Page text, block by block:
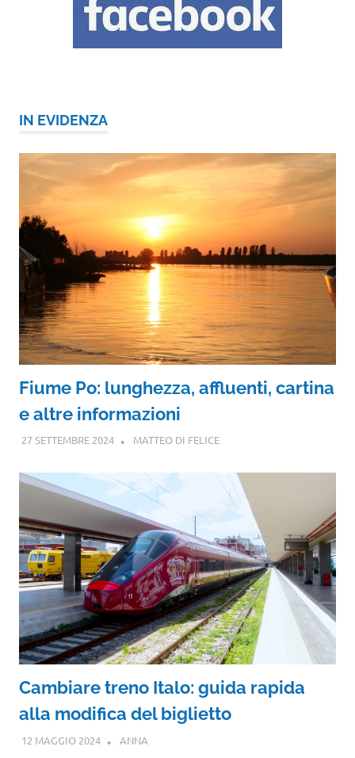
IN EVIDENZA
Fiume Po: lunghezza, affluenti, cartina
e altre informazioni
27 SETTEMBRE 2024 MATTEO DI FELICE
Cambiare treno Italo: guida rapida
alla modifica del biglietto
12 MAGGIO 2024 ANNA